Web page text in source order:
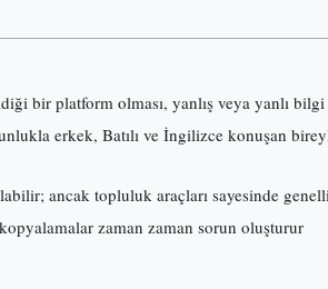
bir platform olması, yanlış veya yanlı
erkek, Batılı ve İngilizce konuşan
ancak topluluk araçları sayesinde
zaman zaman sorun oluşturur